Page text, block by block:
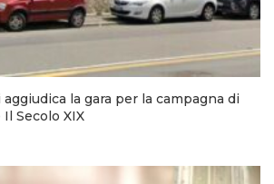
la gara per la campagna di
Secolo XIX